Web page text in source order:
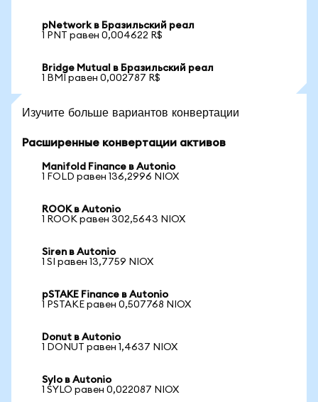
pNetwork в Бразильский реал
1 PNT равен 0,004622 R$
Bridge Mutual в Бразильский реал
1 BMI равен 0,002787 R$
Изучите больше вариантов конвертации
Расширенные конвертации активов
Manifold Finance в Autonio
1 FOLD равен 136,2996 NIOX
ROOK в Autonio
1 ROOK равен 302,5643 NIOX
Siren в Autonio
1 SI равен 13,7759 NIOX
pSTAKE Finance в Autonio
1 PSTAKE равен 0,507768 NIOX
Donut в Autonio
1 DONUT равен 1,4637 NIOX
Sylo в Autonio
1 SYLO равен 0,022087 NIOX